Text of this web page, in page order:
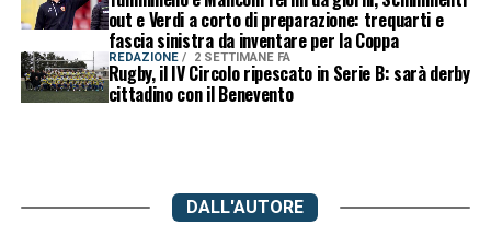
out e Verdi a corto di preparazione: trequarti e
fascia sinistra da inventare per la Coppa
REDAZIONE 2 SETTIMANE FA
Rugby, il IV Circolo ripescato in Serie B: sarà derby
cittadino con il Benevento
DALL'AUTORE